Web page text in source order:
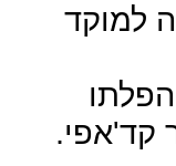
למוקד
קד'אפי.